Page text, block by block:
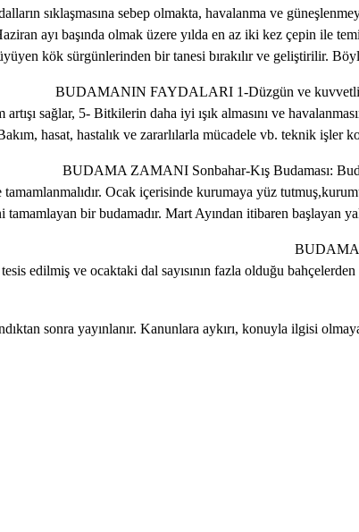
sıklaşmasına sebep olmakta, havalanma ve
ayı başında olmak üzere yılda en az iki kez çepin ile
kök sürgünlerinden bir tanesi bırakılır ve geliştirilir.
ve kuvvetli taç oluşumunu sağlar, 2-
sağlar, 5- Bitkilerin daha iyi ışık almasını ve
hasat, hastalık ve zararlılarla mücadele vb. teknik işler
Kış Budaması: Budamaya bitkinin
tamamlanmalıdır. Ocak içerisinde kurumaya yüz
tamamlayan bir budamadır. Mart Ayından itibaren başlayan
EDİLECEK HUSUSLAR
tesis edilmiş ve ocaktaki dal sayısının fazla olduğu
sonra yayınlanır. Kanunlara aykırı, konuyla ilgisi